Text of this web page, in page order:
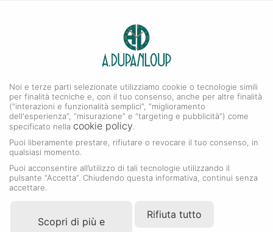
Accessori Rolex
Noi e terze parti selezionate utilizziamo cookie o tecnologie simili
per finalità tecniche e, con il tuo consenso, anche per altre finalità
(“interazioni e funzionalità semplici”, “miglioramento
dell'esperienza”, “misurazione” e “targeting e pubblicità”) come
specificato nella cookie policy
Puoi liberamente prestare, rifiutare o revocare il tuo consenso, in
qualsiasi momento.
Puoi acconsentire all’utilizzo di tali tecnologie utilizzando il
pulsante “Accetta”. Chiudendo questa informativa, continui senza
accettare.
Scopri di più e
Rifiuta tutto